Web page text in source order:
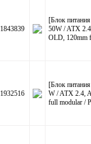
1843839
[Блок
50W / ATX
OLD, 120mm
1932516
[Блок
W / ATX 2.4,
full modular /